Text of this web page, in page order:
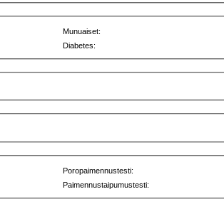
Munuaiset:
Diabetes:
Poropaimennustesti:
Paimennustaipumustesti: